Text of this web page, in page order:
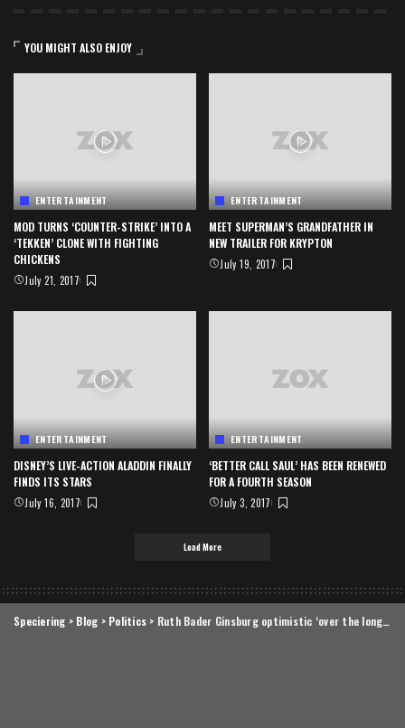
YOU MIGHT ALSO ENJOY
ENTERTAINMENT
MOD TURNS ‘COUNTER-STRIKE’ INTO A
‘TEKKEN’ CLONE WITH FIGHTING
CHICKENS
July 21, 2017
ENTERTAINMENT
MEET SUPERMAN’S GRANDFATHER IN
NEW TRAILER FOR KRYPTON
July 19, 2017
ENTERTAINMENT
DISNEY’S LIVE-ACTION ALADDIN FINALLY
FINDS ITS STARS
July 16, 2017
ENTERTAINMENT
‘BETTER CALL SAUL’ HAS BEEN RENEWED
FOR A FOURTH SEASON
July 3, 2017
Load More
Speciering > Blog > Politics > Ruth Bader Ginsburg optimistic ‘over the long haul’ for US